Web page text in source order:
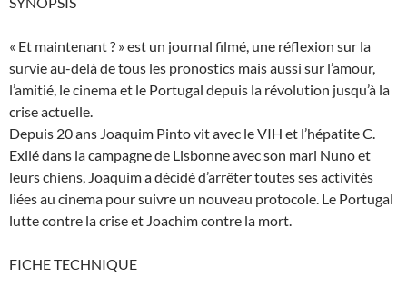
« Et maintenant ? » est un journal filmé, une réflexion sur la
survie au-delà de tous les pronostics mais aussi sur l’amour,
l’amitié, le cinema et le Portugal depuis la révolution jusqu’à la
crise actuelle.
Depuis 20 ans Joaquim Pinto vit avec le VIH et l’hépatite C.
Exilé dans la campagne de Lisbonne avec son mari Nuno et
leurs chiens, Joaquim a décidé d’arrêter toutes ses activités
liées au cinema pour suivre un nouveau protocole. Le Portugal
lutte contre la crise et Joachim contre la mort.
FICHE TECHNIQUE